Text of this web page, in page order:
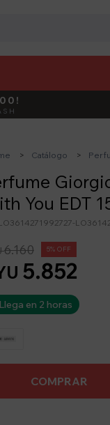
EL CÓDIGO
Catálogo
You EDT
5.852
6.160 5
en 2 horas
COMPRAR